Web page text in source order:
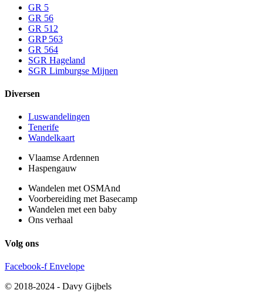
GR 5
GR 56
GR 512
GRP 563
GR 564
SGR Hageland
SGR Limburgse Mijnen
Diversen
Luswandelingen
Tenerife
Wandelkaart
Vlaamse Ardennen
Haspengauw
Wandelen met OSMAnd
Voorbereiding met Basecamp
Wandelen met een baby
Ons verhaal
Volg ons
Facebook-f Envelope
© 2018-2024 - Davy Gijbels